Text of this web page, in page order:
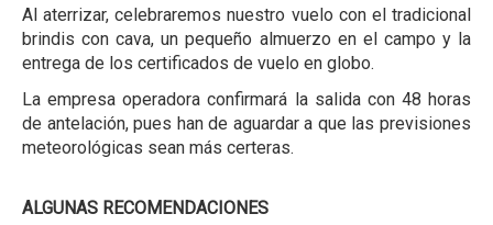
Al aterrizar, celebraremos nuestro vuelo con el tradicional
brindis con cava, un pequeño almuerzo en el campo y la
entrega de los certificados de vuelo en globo.
La empresa operadora confirmará la salida con 48 horas
de antelación, pues han de aguardar a que las previsiones
meteorológicas sean más certeras.
ALGUNAS RECOMENDACIONES